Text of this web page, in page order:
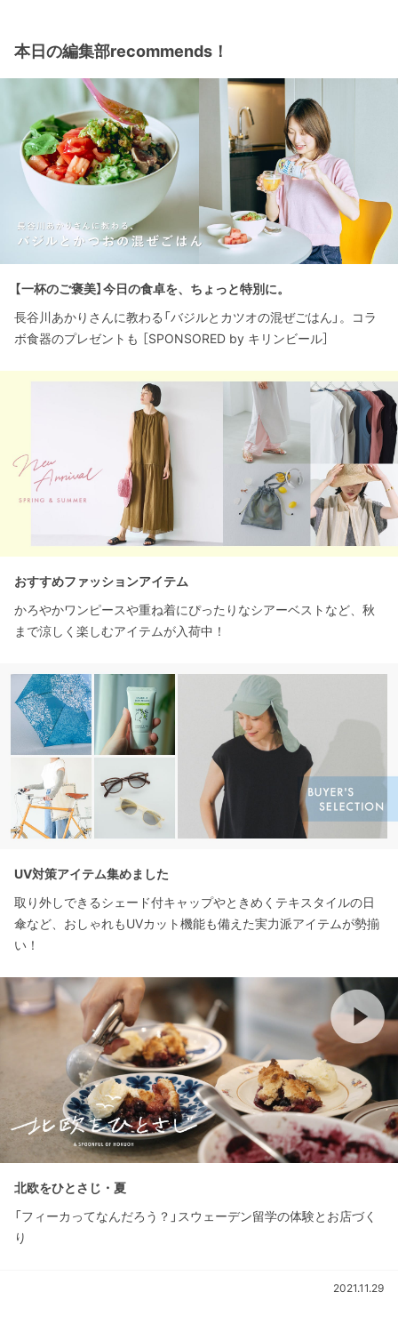
本日の編集部recommends！
【一杯のご褒美】今日の食卓を、ちょっと特別に。
長谷川あかりさんに教わる「バジルとカツオの混ぜごはん」。コラ
ボ食器のプレゼントも ［SPONSORED by キリンビール］
おすすめファッションアイテム
かろやかワンピースや重ね着にぴったりなシアーベストなど、秋
まで涼しく楽しむアイテムが入荷中！
UV対策アイテム集めました
取り外しできるシェード付キャップやときめくテキスタイルの日
傘など、おしゃれもUVカット機能も備えた実力派アイテムが勢揃
い！
北欧をひとさじ・夏
「フィーカってなんだろう？」スウェーデン留学の体験とお店づく
り
2021.11.29